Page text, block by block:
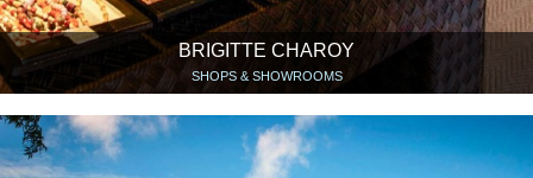
BRIGITTE CHAROY
SHOPS & SHOWROOMS